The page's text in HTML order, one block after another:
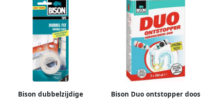
Bison dubbelzijdige
Bison Duo ontstopper doos